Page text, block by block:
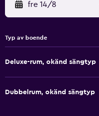
fre 14/8
Typ av boende
Deluxe-rum, okänd sängtyp
Dubbelrum, okänd sängtyp